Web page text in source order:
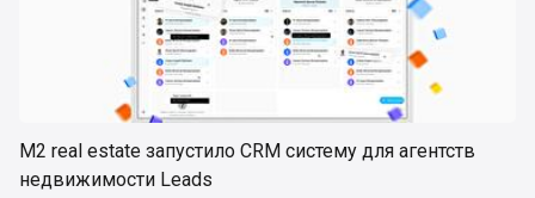
М2 real estate запустило CRM систему для агентств
недвижимости Leads